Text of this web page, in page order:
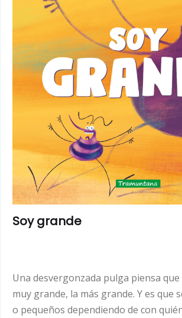
Soy grande
Una desvergonzada pulga piensa
muy grande, la más grande. Y es que
o pequeños dependiendo de con